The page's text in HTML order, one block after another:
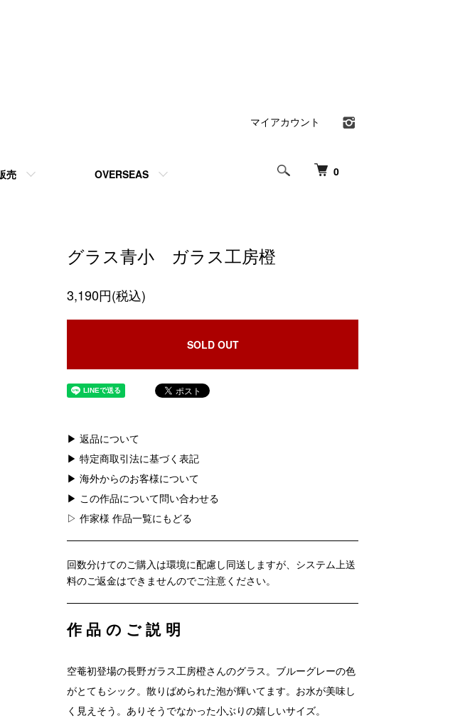
0
売 OVERSEAS
マイアカウント
グラス青小 ガラス工房橙
3,190円(税込)
SOLD OUT
▶ 返品について
▶ 特定商取引法に基づく表記
▶ 海外からのお客様について
▶ この作品について問い合わせる
▷ 作家様 作品一覧にもどる
回数分けてのご購入は環境に配慮し同送しますが、システム上送
料のご返金はできませんのでご注意ください。
作品のご説明
空菴初登場の長野ガラス工房橙さんのグラス。ブルーグレーの色
がとてもシック。散りばめられた泡が輝いてます。お水が美味し
く見えそう。ありそうでなかった小ぶりの嬉しいサイズ。